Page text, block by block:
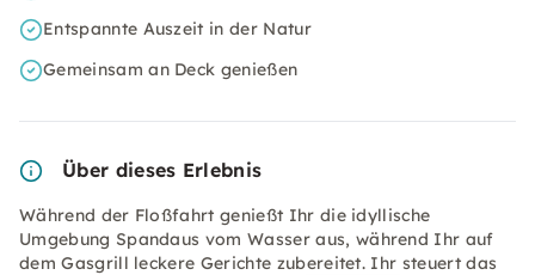
Entspannte Auszeit in der Natur
Gemeinsam an Deck genießen
Über dieses Erlebnis
Während der Floßfahrt genießt Ihr die idyllische
Umgebung Spandaus vom Wasser aus, während Ihr auf
dem Gasgrill leckere Gerichte zubereitet. Ihr steuert das